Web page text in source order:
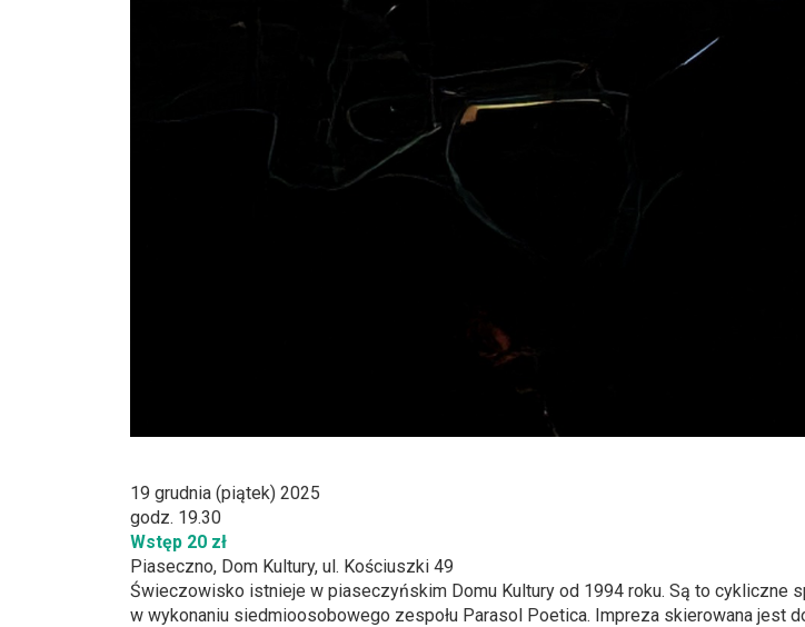
19 grudnia (piątek) 2025
godz. 19.30
Wstęp 20 zł
Piaseczno, Dom Kultury, ul. Kościuszki 49
Świeczowisko istnieje w piaseczyńskim Domu Kultury od 1994 roku. Są to cykliczne
w wykonaniu siedmioosobowego zespołu Parasol Poetica. Impreza skierowana jest